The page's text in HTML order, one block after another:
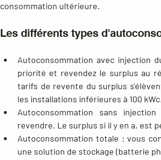
consommation ultérieure.
Les différents types
Autoconsommation avec injection
priorité et revendez le surplus au
tarifs de revente du surplus
les installations inférieures à 100
Autoconsommation sans injection
revendre. Le surplus si il y en a, est
Autoconsommation totale : vous
une solution de stockage (batterie